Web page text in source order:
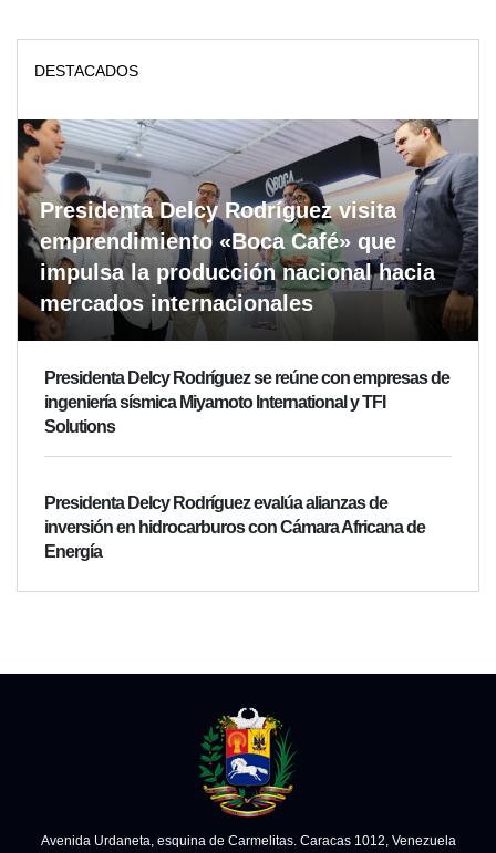
DESTACADOS
Presidenta Delcy Rodríguez visita
emprendimiento «Boca Café» que
impulsa la producción nacional hacia
mercados internacionales
Presidenta Delcy Rodríguez se reúne con empresas de
ingeniería sísmica Miyamoto International y TFI
Solutions
Presidenta Delcy Rodríguez evalúa alianzas de
inversión en hidrocarburos con Cámara Africana de
Energía
Avenida Urdaneta, esquina de Carmelitas. Caracas 1012, Venezuela